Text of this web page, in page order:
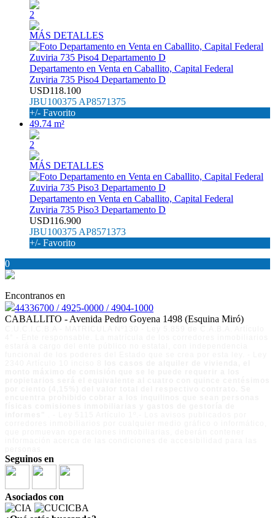
2
MÁS DETALLES
Departamento en Venta en Caballito, Capital Federal
Zuviria 735 Piso4 Departamento D
USD118.100
JBU100375 AP8571375
+/- Favorito
49.74 m²
2
MÁS DETALLES
Departamento en Venta en Caballito, Capital Federal
Zuviria 735 Piso3 Departamento D
USD116.900
JBU100375 AP8571373
+/- Favorito
0
Encontranos en
44336700 / 4925-0000 / 4904-1000
CABALLITO - Avenida Pedro Goyena 1498 (Esquina Miró)
Seguinos en
Asociados con